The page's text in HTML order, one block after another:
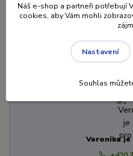
Ochucené medy
Máte dotaz?
Veronika
Náš e-shop a partneři potřebují
cookies, aby Vám mohli
Nastavení
Souhlas